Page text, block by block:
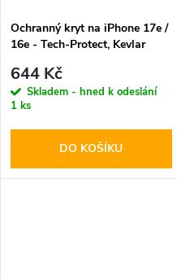
Ochranný kryt na iPhone 17e /
16e - Tech-Protect, Kevlar
644 Kč
Skladem - hned k odeslání
1 ks
DO KOŠÍKU